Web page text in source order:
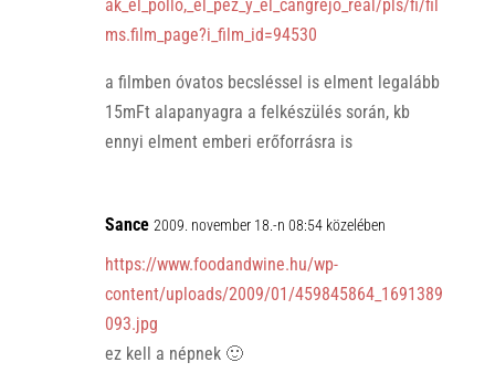
ak_el_pollo,_el_pez_y_el_cangrejo_real/pls/fi/fil
ms.film_page?i_film_id=94530
a filmben óvatos becsléssel is elment legalább
15mFt alapanyagra a felkészülés során, kb
ennyi elment emberi erőforrásra is
Sance 2009. november 18.-n 08:54 közelében
https://www.foodandwine.hu/wp-
content/uploads/2009/01/459845864_1691389
093.jpg
ez kell a népnek 🙂